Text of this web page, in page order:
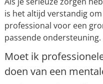
is het altijd verstandig
professional voor een
passende ondersteuning.
Moet ik
doen van een